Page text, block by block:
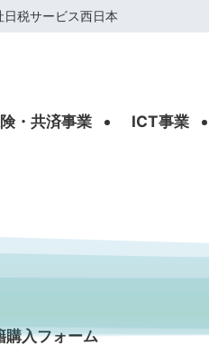
税サービス西日本
・共済事業 ICT事業
FORM
購入フォーム